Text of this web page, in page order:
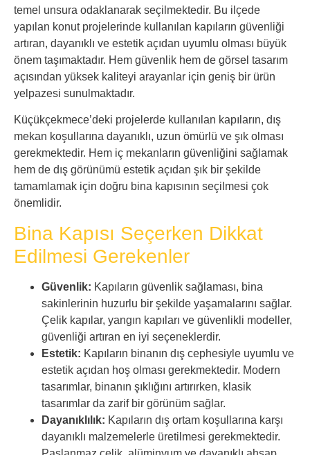
temel unsura odaklanarak seçilmektedir. Bu ilçede
yapılan konut projelerinde kullanılan kapıların güvenliği
artıran, dayanıklı ve estetik açıdan uyumlu olması büyük
önem taşımaktadır. Hem güvenlik hem de görsel tasarım
açısından yüksek kaliteyi arayanlar için geniş bir ürün
yelpazesi sunulmaktadır.
Küçükçekmece’deki projelerde kullanılan kapıların, dış
mekan koşullarına dayanıklı, uzun ömürlü ve şık olması
gerekmektedir. Hem iç mekanların güvenliğini sağlamak
hem de dış görünümü estetik açıdan şık bir şekilde
tamamlamak için doğru bina kapısının seçilmesi çok
önemlidir.
Bina Kapısı Seçerken Dikkat
Edilmesi Gerekenler
Güvenlik: Kapıların güvenlik sağlaması, bina
sakinlerinin huzurlu bir şekilde yaşamalarını sağlar.
Çelik kapılar, yangın kapıları ve güvenlikli modeller,
güvenliği artıran en iyi seçeneklerdir.
Estetik: Kapıların binanın dış cephesiyle uyumlu ve
estetik açıdan hoş olması gerekmektedir. Modern
tasarımlar, binanın şıklığını artırırken, klasik
tasarımlar da zarif bir görünüm sağlar.
Dayanıklılık: Kapıların dış ortam koşullarına karşı
dayanıklı malzemelerle üretilmesi gerekmektedir.